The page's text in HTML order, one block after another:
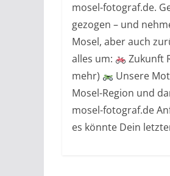
mosel-fotograf.de.
gezogen – und
Mosel, aber auch
alles um:
Zukunft
mehr)
Unsere
Mosel-Region und
mosel-fotograf.de
es könnte Dein